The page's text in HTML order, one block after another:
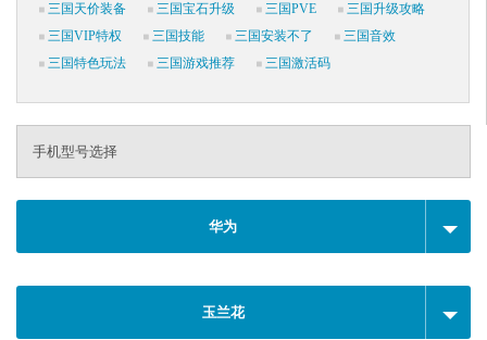
三国天价装备
三国宝石升级 三国PVE
三国升级攻略
三国VIP特权
三国技能 三国安装不了
三国音效
三国特色玩法
三国游戏推荐 三国激活码
手机型号选择
华为
玉兰花